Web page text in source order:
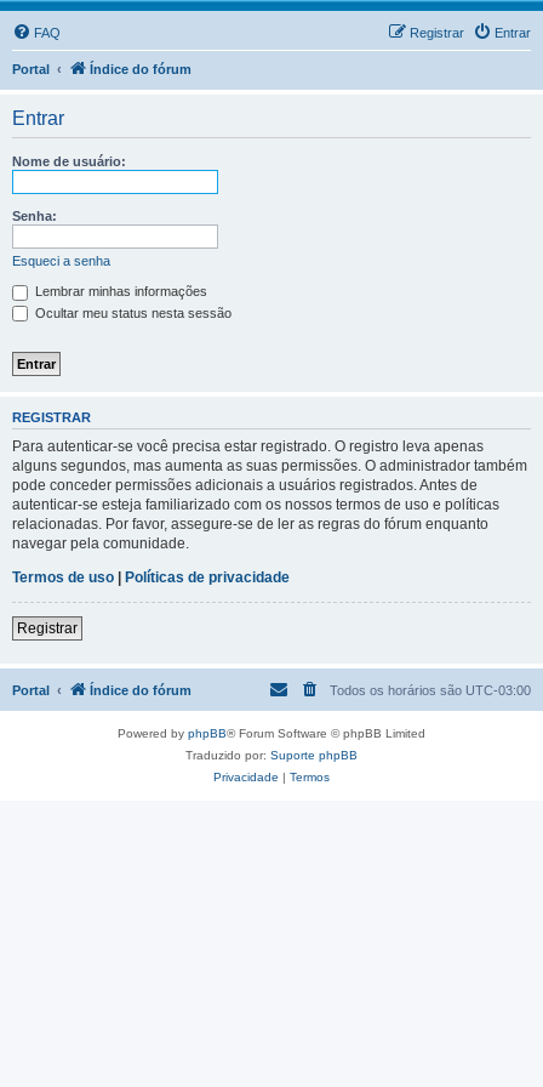
FAQ Entrar
Registrar
Portal Índice do fórum
Entrar
Nome de usuário:
Senha:
Esqueci a senha
Lembrar minhas informações
Ocultar meu status nesta sessão
REGISTRAR
Para autenticar-se você precisa estar registrado. O registro leva apenas
alguns segundos, mas aumenta as suas permissões. O administrador também
pode conceder permissões adicionais a usuários registrados. Antes de
autenticar-se esteja familiarizado com os nossos termos de uso e políticas
relacionadas. Por favor, assegure-se de ler as regras do fórum enquanto
navegar pela comunidade.
Termos de uso | Políticas de privacidade
Registrar
Portal Índice do fórum Todos os horários são UTC-03:00
Powered by phpBB® Forum Software © phpBB Limited
Traduzido por: Suporte phpBB
Privacidade | Termos